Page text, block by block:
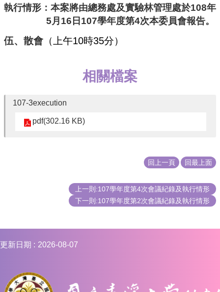
執行情形： 本案將由總務處及實驗林管理處於108年
5月 16 日 107學年度第4次本委員會報告。
伍、散會 （上午10時35分）
相關檔案
107-3execution
pdf(302.16 KB)
回上一頁 回最上面
上一則:107學年度第4次會議紀錄及執行情形
下一則:107學年度第2次會議紀錄及執行情形
更新日期 2026-08-07